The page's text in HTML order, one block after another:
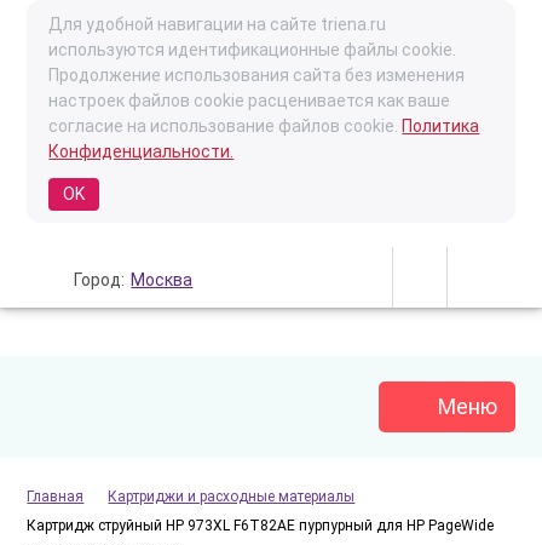
Для удобной навигации на сайте triena.ru
используются идентификационные файлы cookie.
Продолжение использования сайта без изменения
настроек файлов cookie расценивается как ваше
согласие на использование файлов cookie. Политика
Конфиденциальности.
OK
Город: Москва
Меню
Главная
Картриджи и расходные материалы
Картридж струйный HP 973XL F6T82AE пурпурный для HP PageWide